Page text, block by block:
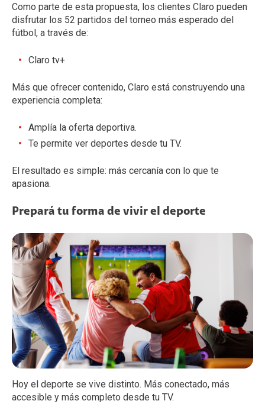
Como parte de esta propuesta, los clientes Claro pueden
disfrutar los 52 partidos del torneo más esperado del
fútbol, a través de:
Claro tv+
Más que ofrecer contenido, Claro está construyendo una
experiencia completa:
Amplía la oferta deportiva.
Te permite ver deportes desde tu TV.
El resultado es simple: más cercanía con lo que te
apasiona.
Prepará tu forma de vivir el deporte
Hoy el deporte se vive distinto. Más conectado, más
accesible y más completo desde tu TV.